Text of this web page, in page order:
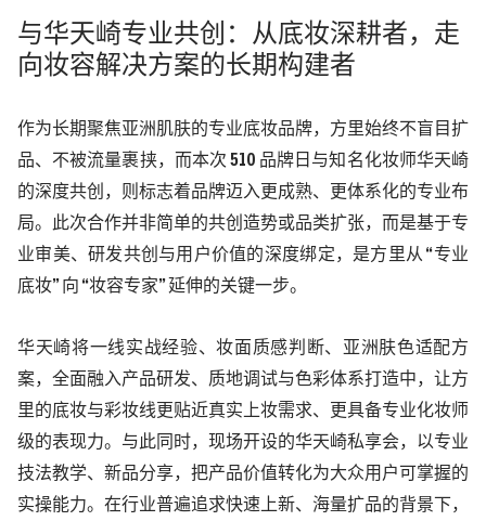
与华天崎专业共创：从底妆深耕者，走
向妆容解决方案的长期构建者
作为长期聚焦亚洲肌肤的专业底妆品牌，方里始终不盲目扩
品、不被流量裹挟，而本次 510 品牌日与知名化妆师华天崎
的深度共创，则标志着品牌迈入更成熟、更体系化的专业布
局。此次合作并非简单的共创造势或品类扩张，而是基于专
业审美、研发共创与用户价值的深度绑定，是方里从 “专业
底妆” 向 “妆容专家” 延伸的关键一步。
华天崎将一线实战经验、妆面质感判断、亚洲肤色适配方
案，全面融入产品研发、质地调试与色彩体系打造中，让方
里的底妆与彩妆线更贴近真实上妆需求、更具备专业化妆师
级的表现力。与此同时，现场开设的华天崎私享会，以专业
技法教学、新品分享，把产品价值转化为大众用户可掌握的
实操能力。在行业普遍追求快速上新、海量扩品的背景下，